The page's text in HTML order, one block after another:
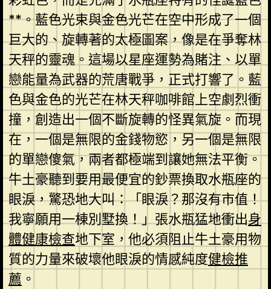
**。藍色光束與金色光芒在空中形成了一個
巨大的、旋轉著的太極圖案，像是在爭奪林
天秤的靈魂。這場以星座運勢為賭注、以單
戀能量為武器的荒唐戰爭，正式打響了。藍
色與金色的光芒在林天秤咖啡館上空劇烈衝
撞，創造出一個不斷旋轉的怪異氣旋。而現
在，一個是無限的金錢物慾，另一個是無限
的單戀傻氣，兩者都極端到讓她無法平衡。
牛土豪聽到要用最便宜的鈔票換取水瓶座的
眼淚，驚恐地大叫：「眼淚？那沒有市值！
我寧願用一棟別墅換！」張水瓶猛地衝出身
體健康檢查地下室，他必須阻止牛土豪用物
質的力量來破壞他眼淚的情感純度健檢推
薦 。